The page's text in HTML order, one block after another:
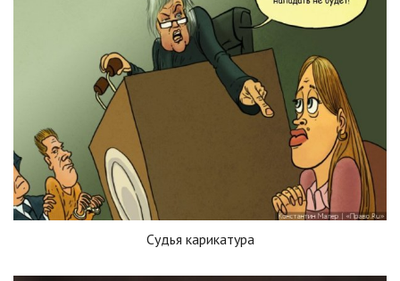
Судья карикатура